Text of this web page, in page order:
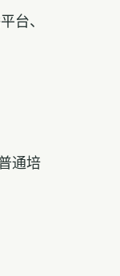
台、
通培